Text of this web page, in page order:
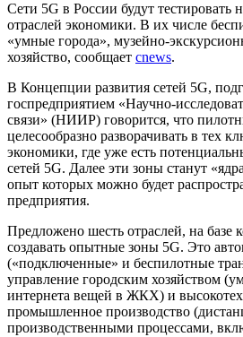
Сети 5G в России будут тестировать
отраслей экономики. В их числе
«умные города», музейно-
хозяйство, сообщает cnews.
В Концепции развития сетей 5G,
госпредприятием «Научно-
связи» (НИИР) говорится, что
целесообразно разворачивать в тех
экономики, где уже есть
сетей 5G. Далее эти зоны станут
опыт которых можно будет
предприятия.
Предложено шесть отраслей, на базе
создавать опытные зоны 5G. Это
(«подключенные» и беспилотные
управление городским хозяйством
интернета вещей в ЖКХ) и
промышленное производство
производственными процессами,